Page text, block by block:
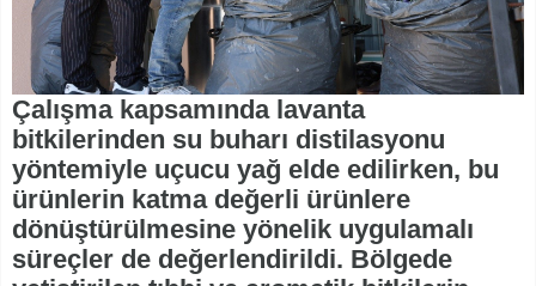
Çalışma kapsamında lavanta
bitkilerinden su buharı distilasyonu
yöntemiyle uçucu yağ elde edilirken, bu
ürünlerin katma değerli ürünlere
dönüştürülmesine yönelik uygulamalı
süreçler de değerlendirildi. Bölgede